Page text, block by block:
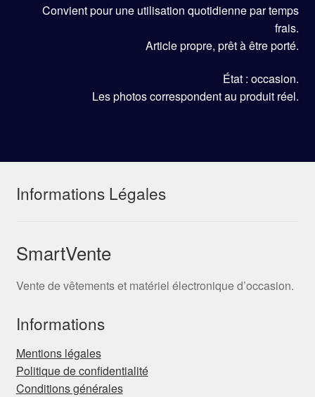
Convient pour une utilisation quotidienne par temps
frais.
Article propre, prêt à être porté.
État : occasion.
Les photos correspondent au produit réel.
Informations Légales
SmartVente
Vente de vêtements et matériel électronique d’occasion.
Informations
Mentions légales
Politique de confidentialité
Conditions générales